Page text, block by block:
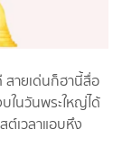
ายเด่นก็ฮานี้สื่อ
ในวันพระใหญ่ได้
ต์เวลาแอบหึง